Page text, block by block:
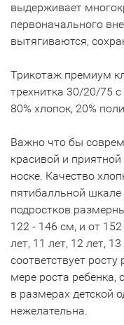
выдерживает
первоначального
вытягиваются,
Трикотаж премиум
трехнитка 30/20/75
80% хлопок, 20%
Важно что бы
красивой и
носке. Качество
пятибалльной
подростков
122 - 146 см, и от
лет, 11 лет, 12 лет,
соответствует
мере роста
в размерах детской
нежелательна.